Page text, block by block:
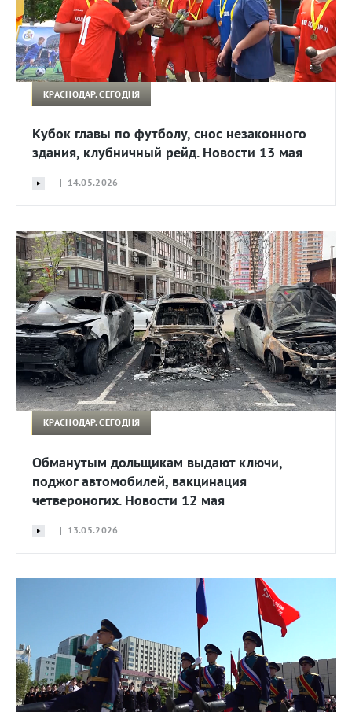
КРАСНОДАР. СЕГОДНЯ
Кубок главы по футболу, снос незаконного
здания, клубничный рейд. Новости 13 мая
| 14.05.2026
КРАСНОДАР. СЕГОДНЯ
Обманутым дольщикам выдают ключи,
поджог автомобилей, вакцинация
четвероногих. Новости 12 мая
| 13.05.2026